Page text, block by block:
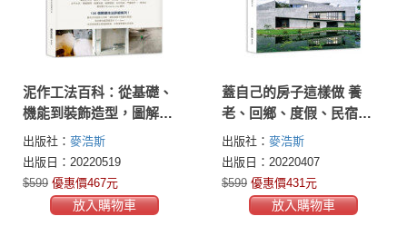
泥作工法百科：從基礎、
機能到裝飾造型，圖解施
作步驟╳關鍵監工要點，
精準掌控工地現場眉角
出版社： 麥浩斯
出版日：20220519
$599 優惠價467元
放入購物車
蓋自己的房子這樣做 養
老、回鄉、度假、民宿：
100個買地蓋屋疑難全解
出版社： 麥浩斯
出版日：20220407
$599 優惠價431元
放入購物車